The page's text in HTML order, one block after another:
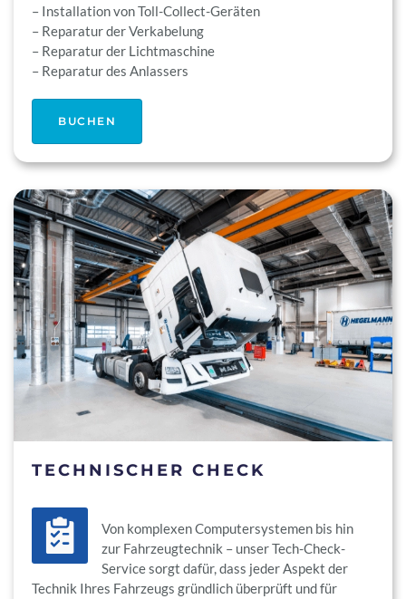
– Installation von Toll-Collect-Geräten
– Reparatur der Verkabelung
– Reparatur der Lichtmaschine
– Reparatur des Anlassers
BUCHEN
TECHNISCHER CHECK
Von komplexen Computersystemen bis hin
zur Fahrzeugtechnik – unser Tech-Check-
Service sorgt dafür, dass jeder Aspekt der
Technik Ihres Fahrzeugs gründlich überprüft und für